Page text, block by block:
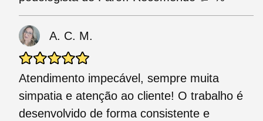
A. C. M.
Atendimento impecável, sempre muita
simpatia e atenção ao cliente! O trabalho é
desenvolvido de forma consistente e